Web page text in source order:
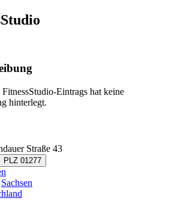
Eintrags hat keine
hinterlegt.
Straße 43
PLZ 01277
Sachsen